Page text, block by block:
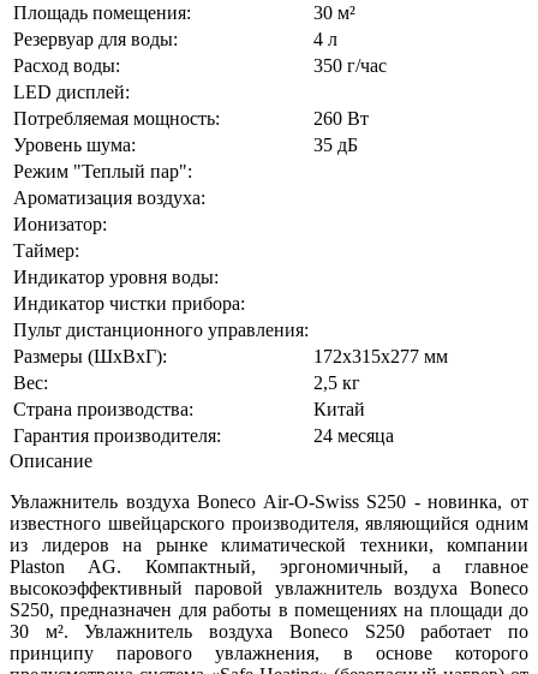
Площадь помещения:
30 м²
Резервуар для воды:
4 л
Расход воды:
350 г/час
LED дисплей:
Потребляемая мощность:
260 Вт
Уровень шума:
35 дБ
Режим "Теплый пар":
Ароматизация воздуха:
Ионизатор:
Таймер:
Индикатор уровня воды:
Индикатор чистки прибора:
Пульт дистанционного управления:
Размеры (ШхВхГ):
172х315х277 мм
Вес:
2,5 кг
Страна производства:
Китай
Гарантия производителя:
24 месяца
Описание
Увлажнитель воздуха Boneco Air-O-Swiss S250 - новинка, от
известного швейцарского производителя, являющийся одним
из лидеров на рынке климатической техники, компании
Plaston AG. Компактный, эргономичный, а главное
высокоэффективный паровой увлажнитель воздуха Boneco
S250, предназначен для работы в помещениях на площади до
30 м². Увлажнитель воздуха Boneco S250 работает по
принципу парового увлажнения, в основе которого